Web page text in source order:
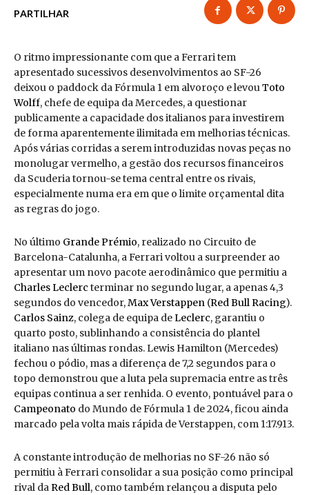
PARTILHAR
O ritmo impressionante com que a Ferrari tem
apresentado sucessivos desenvolvimentos ao SF-26
deixou o paddock da Fórmula 1 em alvoroço e levouToto
Wolff, chefe de equipa da Mercedes, a questionar
publicamente a capacidade dos italianos para investirem
de forma aparentemente ilimitada em melhorias técnicas.
Após várias corridas a serem introduzidas novas peças no
monolugar vermelho, a gestão dos recursos financeiros
da Scuderia tornou-se tema central entre os rivais,
especialmente numa era em que o limite orçamental dita
as regras do jogo.
No último Grande Prémio, realizado no Circuito de
Barcelona-Catalunha, a Ferrari voltou a surpreender ao
apresentar um novo pacote aerodinâmico que permitiu a
Charles Leclerc terminar no segundo lugar, a apenas 4,3
segundos do vencedor,Max Verstappen (Red BullRacing).
Carlos Sainz, colega de equipa deLeclerc, garantiu o
quarto posto, sublinhando a consistência do plantel
italiano nas últimas rondas. Lewis Hamilton (Mercedes)
fechou o pódio, mas a diferença de 7,2 segundos para o
topo demonstrou que a luta pela supremacia entre as três
equipas continua a ser renhida. O evento, pontuável para o
Campeonato do Mundo de Fórmula 1 de 2024, ficou ainda
marcado pela volta mais rápida de Verstappen, com 1:17.913.
A constante introdução de melhorias no SF-26 não só
permitiu à Ferrari consolidar a sua posição como principal
rival daRed Bull, como também relançou a disputa pelo